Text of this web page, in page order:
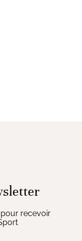
recevoir